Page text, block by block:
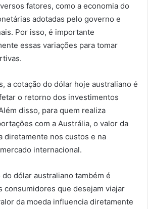
fatores, como a economia do
adotadas pelo governo e
Por isso, é importante
essas variações para tomar
a cotação do dólar hoje australiano é
o retorno dos investimentos
disso, para quem realiza
com a Austrália, o valor da
diretamente nos custos e na
internacional.
dólar australiano também é
consumidores que desejam viajar
da moeda influencia diretamente